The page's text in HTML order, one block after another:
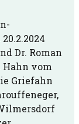
Dr. Roman
Hahn vom
Griefahn